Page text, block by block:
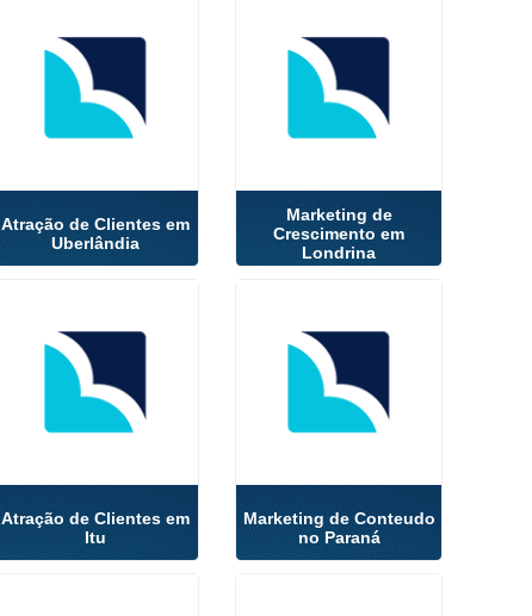
Atração de Clientes em
Uberlândia
Marketing de
Crescimento em
Londrina
Atração de Clientes em
Itu
Marketing de Conteudo
no Paraná